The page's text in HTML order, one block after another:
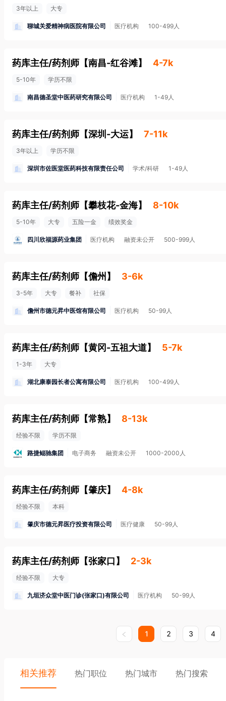
3年以上 大专
聊城关爱精神病医院有限公司 医疗机构 100-499人
药库主任/药剂师 【南昌-红谷滩】 4-7k
5-10年 学历不限
南昌德圣堂中医药研究有限公司 医疗机构 1-49人
药库主任/药剂师 【深圳-大运】 7-11k
3年以上 学历不限
深圳市佐医堂医药科技有限责任公司 学术/科研 1-49人
药库主任/药剂师 【攀枝花-金海】 8-10k
5-10年 大专 五险一金 绩效奖金
四川欣福源药业集团 医疗机构 融资未公开 500-999人
药库主任/药剂师 【儋州 】 3-6k
3-5年 大专 餐补 社保
儋州市德元昇中医馆有限公司 医疗机构 50-99人
药库主任/药剂师 【黄冈-五祖大道】 5-7k
1-3年 大专
湖北康泰园长者公寓有限公司 医疗机构 100-499人
药库主任/药剂师 【常熟】 8-13k
经验不限 学历不限
路捷鲲驰集团 电子商务 融资未公开 1000-2000人
药库主任/药剂师 【肇庆】 4-8k
经验不限 本科
肇庆市德元昇医疗投资有限公司 医疗健康 50-99人
药库主任/药剂师 【张家口 】 2-3k
经验不限 大专
九垣济众堂中医门诊(张家口)有限公司 医疗机构 50-99人
1 2 3 4
相关推荐 热门职位 热门城市 热门搜索